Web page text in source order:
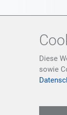
Diese
sowie